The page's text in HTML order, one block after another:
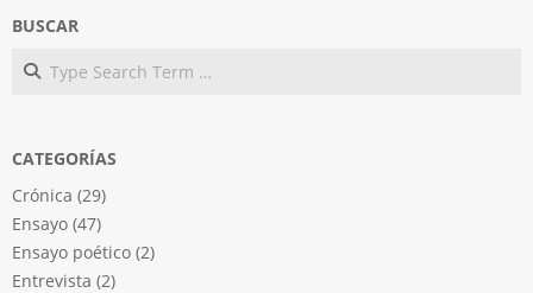
BUSCAR
Search
CATEGORÍAS
Crónica (29)
Ensayo (47)
Ensayo poético (2)
Entrevista (2)